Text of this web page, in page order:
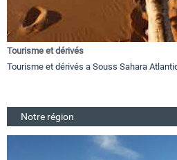
Tourisme et dérivés
Tourisme et dérivés a Souss Sahara
Notre région